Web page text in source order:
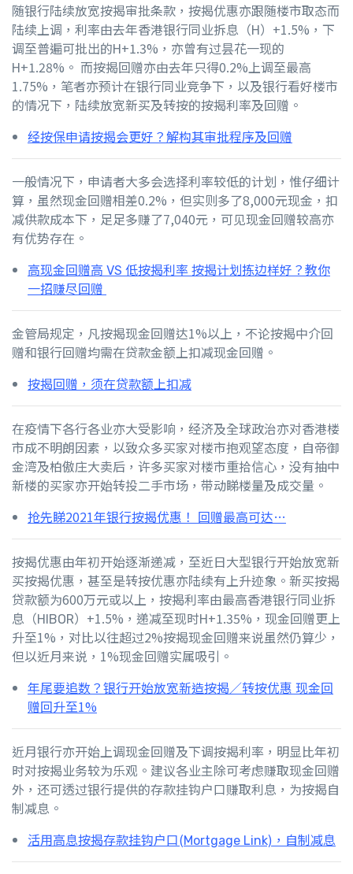
随银行陆续放宽按揭审批条款，按揭优惠亦跟随楼市取态而
陆续上调，利率由去年香港银行同业拆息（H）+1.5%，下
调至普遍可批出的H+1.3%，亦曾有过昙花一现的
H+1.28%。 而按揭回赠亦由去年只得0.2%上调至最高
1.75%，笔者亦预计在银行同业竞争下，以及银行看好楼市
的情况下，陆续放宽新买及转按的按揭利率及回赠。
经按保申请按揭会更好？解构其审批程序及回赠
一般情况下，申请者大多会选择利率较低的计划，惟仔细计
算，虽然现金回赠相差0.2%，但实则多了8,000元现金，扣
减供款成本下，足足多赚了7,040元，可见现金回赠较高亦
有优势存在。
高现金回赠高 VS 低按揭利率 按揭计划拣边样好？教你
一招赚尽回赠
金管局规定，凡按揭现金回赠达1%以上，不论按揭中介回
赠和银行回赠均需在贷款金额上扣减现金回赠。
按揭回赠，须在贷款额上扣减
在疫情下各行各业亦大受影响，经济及全球政治亦对香港楼
市成不明朗因素，以致众多买家对楼市抱观望态度，自帝御
金湾及柏傲庄大卖后，许多买家对楼市重拾信心，没有抽中
新楼的买家亦开始转投二手市场，带动睇楼量及成交量。
抢先睇2021年银行按揭优惠！ 回赠最高可达…
按揭优惠由年初开始逐渐递减，至近日大型银行开始放宽新
买按揭优惠，甚至是转按优惠亦陆续有上升迹象。新买按揭
贷款额为600万元或以上，按揭利率由最高香港银行同业拆
息（HIBOR）+1.5%，递减至现时H+1.35%，现金回赠更上
升至1%，对比以往超过2%按揭现金回赠来说虽然仍算少，
但以近月来说，1%现金回赠实属吸引。
年尾要追数？银行开始放宽新造按揭／转按优惠 现金回
赠回升至1%
近月银行亦开始上调现金回赠及下调按揭利率，明显比年初
时对按揭业务较为乐观。建议各业主除可考虑赚取现金回赠
外，还可透过银行提供的存款挂钩户口赚取利息，为按揭自
制减息。
活用高息按揭存款挂钩户口(Mortgage Link)，自制减息